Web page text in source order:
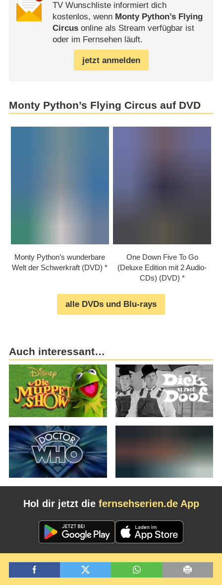
TV Wunschliste informiert dich
kostenlos, wenn Monty Python’s Flying
Circusonline als Stream verfügbar ist
oder im Fernsehen läuft.
jetzt anmelden
Monty Python’s Flying Circus auf DVD
Monty Python’s wunderbare
Welt der Schwerkraft (DVD)
One Down Five To Go
(Deluxe Edition mit 2 Audio-
CDs) (DVD)
alle DVDs und Blu-rays
Auch interessant…
Hol dir jetzt die fernsehserien.de App